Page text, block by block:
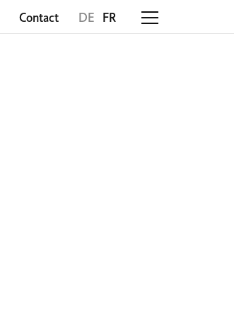
Contact DE FR